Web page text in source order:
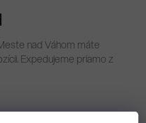
nad Váhom máte
Expedujeme priamo z